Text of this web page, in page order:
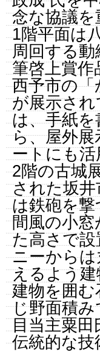
念な協議を
1階平面は
周回する動
筆啓上賞作
西予市の
が展示さ
は、手紙
ら、屋外
ートにも
2階の古城
された坂
は鉄砲を
間風の小窓
た高さで
ニーから
えるよう
建物を囲む
じ野面積み
目当主粟田
伝統的な